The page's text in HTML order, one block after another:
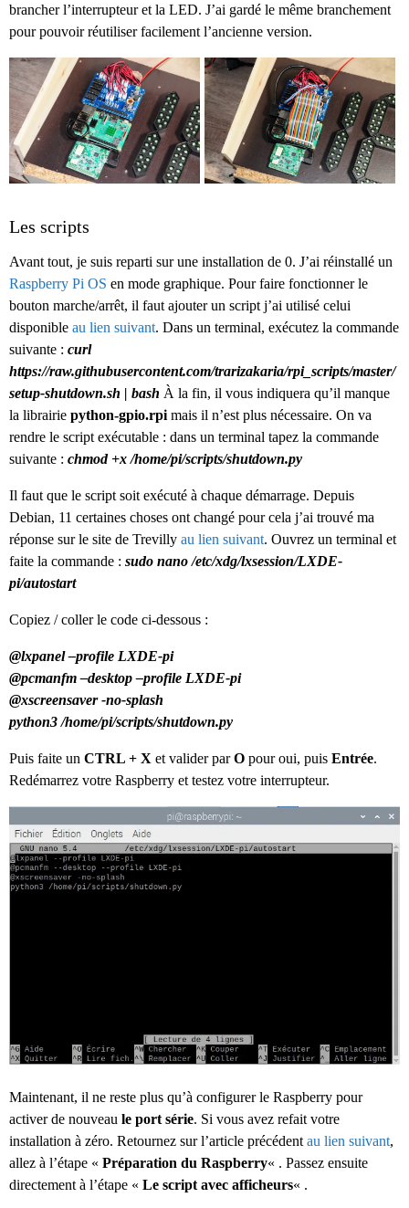
brancher l’interrupteur et la LED. J’ai gardé le même branchement
pour pouvoir réutiliser facilement l’ancienne version.
Les scripts
Avant tout, je suis reparti sur une installation de 0. J’ai réinstallé un
Raspberry Pi OS en mode graphique. Pour faire fonctionner le
bouton marche/arrêt, il faut ajouter un script j’ai utilisé celui
disponible au lien suivant. Dans un terminal, exécutez la commande
suivante : curl
https://raw.githubusercontent.com/trarizakaria/rpi_scripts/master/
setup-shutdown.sh | bash À la fin, il vous indiquera qu’il manque
la librairie python-gpio.rpi mais il n’est plus nécessaire. On va
rendre le script exécutable : dans un terminal tapez la commande
suivante : chmod +x /home/pi/scripts/shutdown.py
Il faut que le script soit exécuté à chaque démarrage. Depuis
Debian, 11 certaines choses ont changé pour cela j’ai trouvé ma
réponse sur le site de Trevilly au lien suivant. Ouvrez un terminal et
faite la commande : sudo nano /etc/xdg/lxsession/LXDE-
pi/autostart
Copiez / coller le code ci-dessous :
@lxpanel –profile LXDE-pi
@pcmanfm –desktop –profile LXDE-pi
@xscreensaver -no-splash
python3 /home/pi/scripts/shutdown.py
Puis faite un CTRL + X et valider parO pour oui, puis Entrée.
Redémarrez votre Raspberry et testez votre interrupteur.
Maintenant, il ne reste plus qu’à configurer le Raspberry pour
activer de nouveau le port série. Si vous avez refait votre
installation à zéro. Retournez sur l’article précédent au lien suivant,
allez à l’étape « Préparation du Raspberry« . Passez ensuite
directement à l’étape « Le script avec afficheurs« .